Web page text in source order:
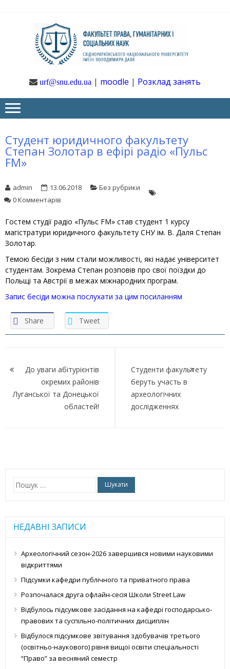
navigation
І
urf@snu.edu.ua | moodle | Розклад занять
Студент юридичного факультету
Степан Золотар в ефірі радіо «Пульс
FM»
admin 13.06.2018
Без рубрики
0 Комментарів
Гостем студії радіо «Пульс FM» став студент 1 курсу
магістратури юридичного факультету СНУ ім. В. Даля Степан
Золотар.
Темою бесіди з ним стали можливості, які надає університет
студентам. Зокрема Степан розповів про свої поїздки до
Польщі та Австрії в межах міжнародних програм.
Запис бесіди можна послухати за цим посиланням
Share Tweet
записів
До уваги абітурієнтів
окремих районів
Луганської та Донецької
областей!
Студенти факультету
беруть участь в
археологічних
дослідженнях
Пошук:
НЕДАВНІ ЗАПИСИ
Археологічний сезон-2026 завершився новими науковими
відкриттями
Підсумки кафедри публічного та приватного права
Розпочалася друга офлайн-сесія Школи Street Law
Відбулось підсумкове засідання на кафедрі господарсько-
правових та суспільно-політичних дисциплін
Відбулося підсумкове звітування здобувачів третього
(освітньо-наукового) рівня вищої освіти спеціальності
“Право” за весняний семестр